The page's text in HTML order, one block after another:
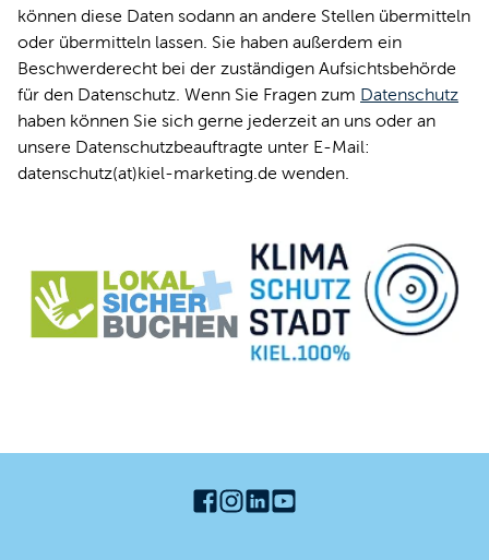
können diese Daten sodann an andere Stellen übermitteln
oder übermitteln lassen. Sie haben außerdem ein
Beschwerderecht bei der zuständigen Aufsichtsbehörde
für den Datenschutz. Wenn Sie Fragen zum Datenschutz
haben können Sie sich gerne jederzeit an uns oder an
unsere Datenschutzbeauftragte unter E-Mail:
datenschutz(at)kiel-marketing.de wenden.